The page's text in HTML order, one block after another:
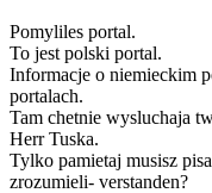
Pomyliles portal.
To jest polski portal.
Informacje o niemieckim
portalach.
Tam chetnie wysluchaja
Herr Tuska.
Tylko pamietaj musisz
zrozumieli- verstanden?